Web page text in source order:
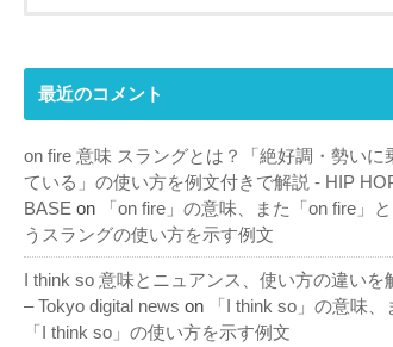
最近のコメント
on fire 意味 スラングとは？「絶好調・勢いに
ている」の使い方を例文付きで解説 - HIP
BASE on
「on fire」の意味、また「on fire」
うスラングの使い方を示す例文
I think so 意味とニュアンス、使い方の違いを
– Tokyo digital news on
「I think so」の意味、
「I think so」の使い方を示す例文